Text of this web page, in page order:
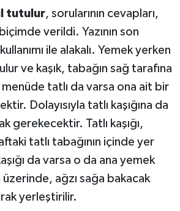
tutulur, sorularının cevapları,
verildi. Yazının son
ile alakalı. Yemek yerken
ve kaşık, tabağın sağ tarafına
tatlı da varsa ona ait bir
Dolayısıyla tatlı kaşığına da
gerekecektir. Tatlı kaşığı,
tatlı tabağının içinde yer
da varsa o da ana yemek
üzerinde, ağzı sağa bakacak
yerleştirilir.